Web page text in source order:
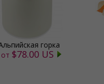
горка
от $78.00 US